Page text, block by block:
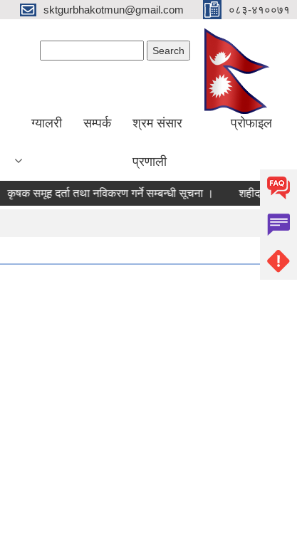
sktgurbhakotmun@gmail.com ०८३-४१००७१
ग्यालरी सम्पर्क श्रम संसार
प्रणाली
प्रोफाइल
कृषक समूह दर्ता तथा नविकरण गर्ने सम्बन्धी सूचना । शहीद स्मृति भत्ता